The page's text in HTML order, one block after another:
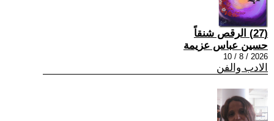
(27) الرقص شنقاً
حسين عباس عزيمة
2026 / 8 / 10
الادب والفن